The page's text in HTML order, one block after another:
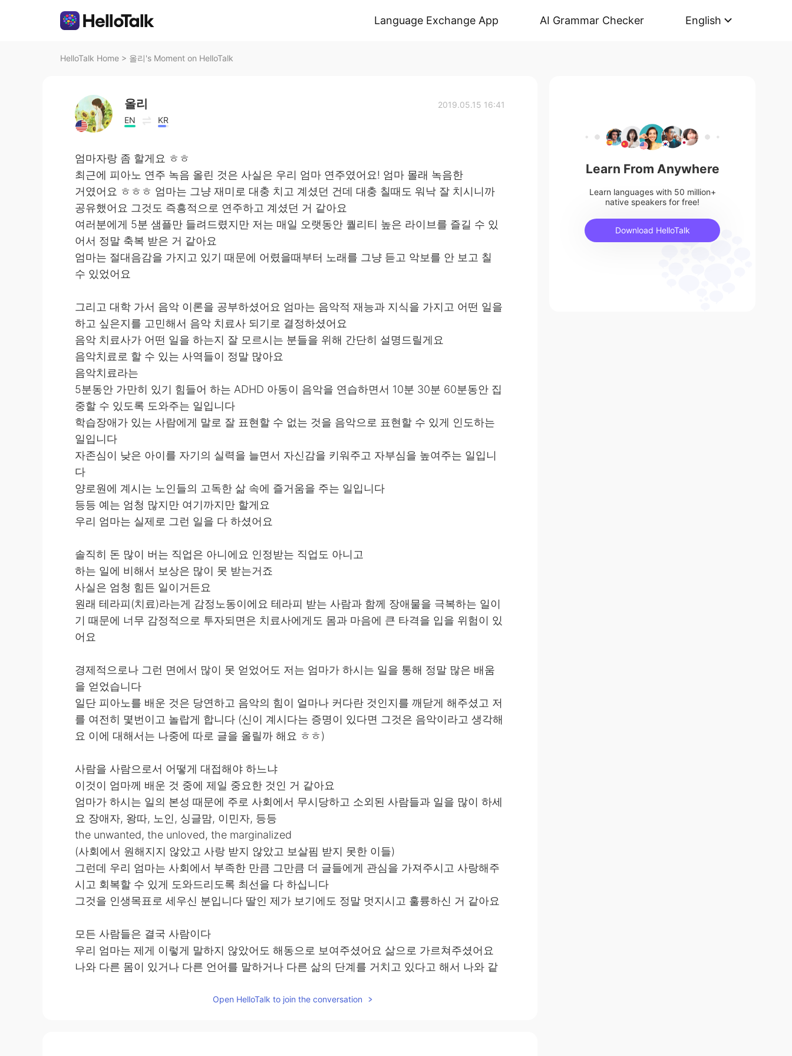
Language Exchange App AI Grammar Checker English
HelloTalk Home > 올리's Moment on HelloTalk
올리
EN KR
2019.05.15 16:41
엄마자랑 좀 할게요 ㅎㅎ
최근에 피아노 연주 녹음 올린 것은 사실은 우리 엄마 연주였어요! 엄마 몰래 녹음한
거였어요 ㅎㅎㅎ 엄마는 그냥 재미로 대충 치고 계셨던 건데 대충 칠때도 워낙 잘 치시니까
공유했어요 그것도 즉흥적으로 연주하고 계셨던 거 같아요
여러분에게 5분 샘플만 들려드렸지만 저는 매일 오랫동안 퀄리티 높은 라이브를 즐길 수 있
어서 정말 축복 받은 거 같아요
엄마는 절대음감을 가지고 있기 때문에 어렸을때부터 노래를 그냥 듣고 악보를 안 보고 칠
수 있었어요
그리고 대학 가서 음악 이론을 공부하셨어요 엄마는 음악적 재능과 지식을 가지고 어떤 일을
하고 싶은지를 고민해서 음악 치료사 되기로 결정하셨어요
음악 치료사가 어떤 일을 하는지 잘 모르시는 분들을 위해 간단히 설명드릴게요
음악치료로 할 수 있는 사역들이 정말 많아요
음악치료라는
5분동안 가만히 있기 힘들어 하는 ADHD 아동이 음악을 연습하면서 10분 30분 60분동안 집
중할 수 있도록 도와주는 일입니다
학습장애가 있는 사람에게 말로 잘 표현할 수 없는 것을 음악으로 표현할 수 있게 인도하는
일입니다
자존심이 낮은 아이를 자기의 실력을 늘면서 자신감을 키워주고 자부심을 높여주는 일입니
다
양로원에 계시는 노인들의 고독한 삶 속에 즐거움을 주는 일입니다
등등 예는 엄청 많지만 여기까지만 할게요
우리 엄마는 실제로 그런 일을 다 하셨어요
솔직히 돈 많이 버는 직업은 아니에요 인정받는 직업도 아니고
하는 일에 비해서 보상은 많이 못 받는거죠
사실은 엄청 힘든 일이거든요
원래 테라피(치료)라는게 감정노동이에요 테라피 받는 사람과 함께 장애물을 극복하는 일이
기 때문에 너무 감정적으로 투자되면은 치료사에게도 몸과 마음에 큰 타격을 입을 위험이 있
어요
경제적으로나 그런 면에서 많이 못 얻었어도 저는 엄마가 하시는 일을 통해 정말 많은 배움
을 얻었습니다
일단 피아노를 배운 것은 당연하고 음악의 힘이 얼마나 커다란 것인지를 깨닫게 해주셨고 저
를 여전히 몇번이고 놀랍게 합니다 (신이 계시다는 증명이 있다면 그것은 음악이라고 생각해
요 이에 대해서는 나중에 따로 글을 올릴까 해요 ㅎㅎ)
사람을 사람으로서 어떻게 대접해야 하느냐
이것이 엄마께 배운 것 중에 제일 중요한 것인 거 같아요
엄마가 하시는 일의 본성 때문에 주로 사회에서 무시당하고 소외된 사람들과 일을 많이 하세
요 장애자, 왕따, 노인, 싱글맘, 이민자, 등등
the unwanted, the unloved, the marginalized
(사회에서 원해지지 않았고 사랑 받지 않았고 보살핌 받지 못한 이들)
그런데 우리 엄마는 사회에서 부족한 만큼 그만큼 더 글들에게 관심을 가져주시고 사랑해주
시고 회복할 수 있게 도와드리도록 최선을 다 하십니다
그것을 인생목표로 세우신 분입니다 딸인 제가 보기에도 정말 멋지시고 훌륭하신 거 같아요
모든 사람들은 결국 사람이다
우리 엄마는 제게 이렇게 말하지 않았어도 해동으로 보여주셨어요 삶으로 가르쳐주셨어요
나와 다른 몸이 있거나 다른 언어를 말하거나 다른 삶의 단계를 거치고 있다고 해서 나와 같
사람의 품위와 가치를 존중하고 유지해야 한다
Open HelloTalk to join the conversation
Learn From Anywhere
Learn languages with 50 million+
native speakers for free!
Download HelloTalk